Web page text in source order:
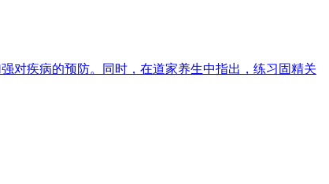
对疾病的预防。同时，在道家养生中指出，练习固精关